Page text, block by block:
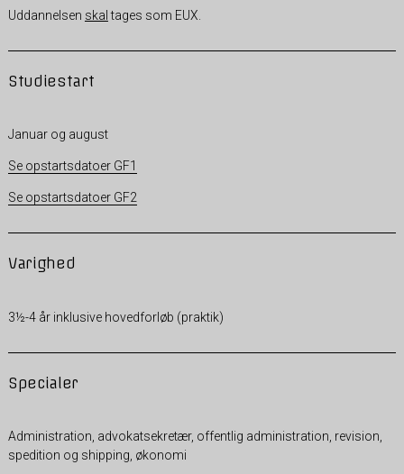
Uddannelsen skaltages som EUX.
Studiestart
Januar og august
Se opstartsdatoer GF1
Se opstartsdatoer GF2
Varighed
3½-4 år inklusive hovedforløb (praktik)
Specialer
Administration, advokatsekretær, offentlig administration, revision,
spedition og shipping, økonomi